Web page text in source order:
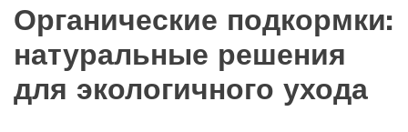
Органические подкормки:
натуральные решения
для экологичного ухода